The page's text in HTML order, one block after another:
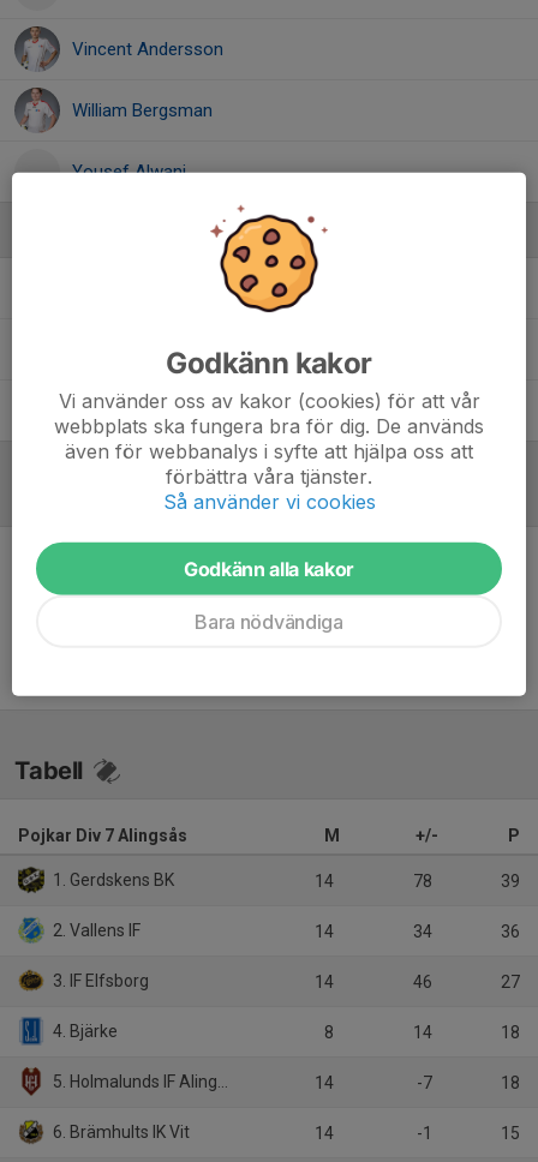
Vincent Andersson
William Bergsman
Yousef Alwani
Ass tränare
Joakim Kahlin Tränare
Ulf RundströmTränare
Inget referat skrivet
Tabell
Pojkar Div 7 Alingsås M +/- P
1. Gerdskens BK 14 78 39
2. Vallens IF 14 34 36
3. IF Elfsborg 14 46 27
4. Bjärke 8 14 18
5. Holmalunds IF Alingsås 14 -7 18
6. Brämhults IK Vit 14 -1 15
Godkänn kakor
Vi använder oss av kakor (cookies) för att vår
webbplats ska fungera bra för dig. De används
även för webbanalys i syfte att hjälpa oss att
förbättra våra tjänster.
Så använder vi cookies
Godkänn alla kakor
Bara nödvändiga